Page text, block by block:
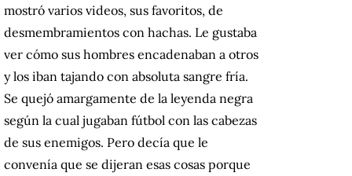
mostró varios videos, sus favoritos, de
desmembramientos con hachas. Le gustaba
ver cómo sus hombres encadenaban a otros
y los iban tajando con absoluta sangre fría.
Se quejó amargamente de la leyenda negra
según la cual jugaban fútbol con las cabezas
de sus enemigos. Pero decía que le
convenía que se dijeran esas cosas porque